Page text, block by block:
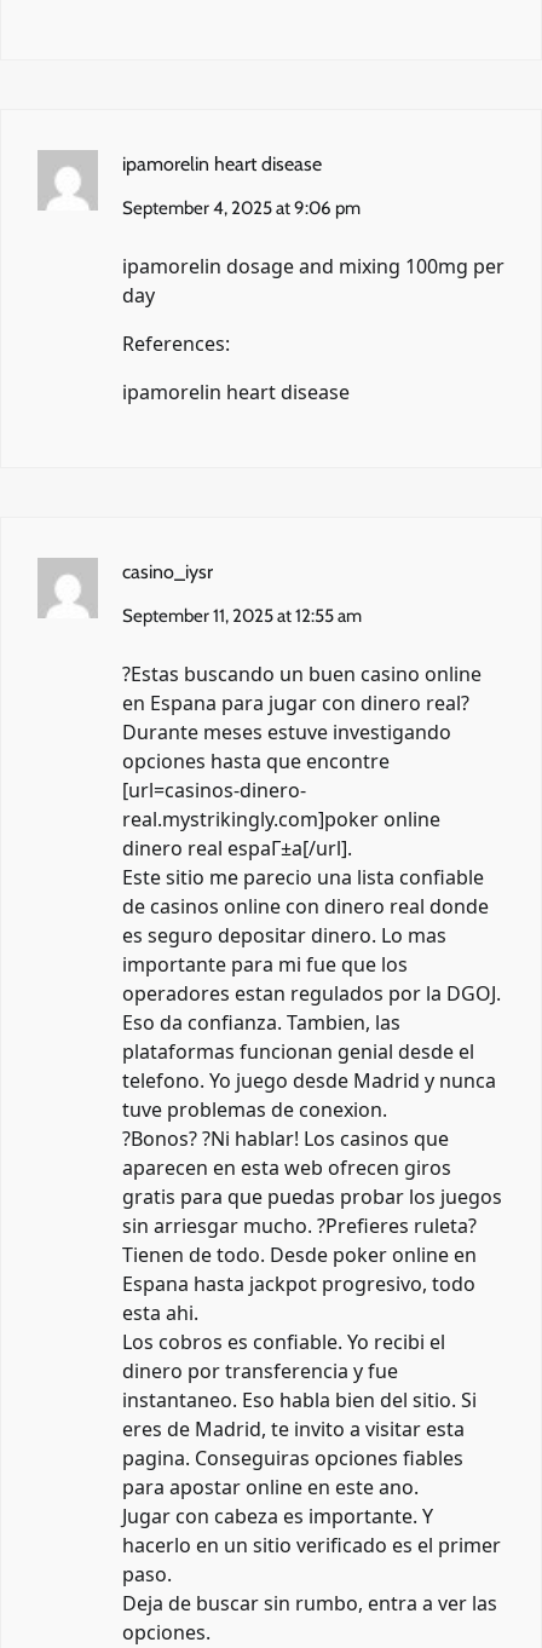
ipamorelin heart disease
September 4, 2025 at 9:06 pm
ipamorelin dosage and mixing 100mg per
day
References:
ipamorelin heart disease
casino_iysr
September 11, 2025 at 12:55 am
?Estas buscando un buen casino online
en Espana para jugar con dinero real?
Durante meses estuve investigando
opciones hasta que encontre
[url=casinos-dinero-
real.mystrikingly.com]poker online
dinero real espaГ±a[/url].
Este sitio me parecio una lista confiable
de casinos online con dinero real donde
es seguro depositar dinero. Lo mas
importante para mi fue que los
operadores estan regulados por la DGOJ.
Eso da confianza. Tambien, las
plataformas funcionan genial desde el
telefono. Yo juego desde Madrid y nunca
tuve problemas de conexion.
?Bonos? ?Ni hablar! Los casinos que
aparecen en esta web ofrecen giros
gratis para que puedas probar los juegos
sin arriesgar mucho. ?Prefieres ruleta?
Tienen de todo. Desde poker online en
Espana hasta jackpot progresivo, todo
esta ahi.
Los cobros es confiable. Yo recibi el
dinero por transferencia y fue
instantaneo. Eso habla bien del sitio. Si
eres de Madrid, te invito a visitar esta
pagina. Conseguiras opciones fiables
para apostar online en este ano.
Jugar con cabeza es importante. Y
hacerlo en un sitio verificado es el primer
paso.
Deja de buscar sin rumbo, entra a ver las
opciones.